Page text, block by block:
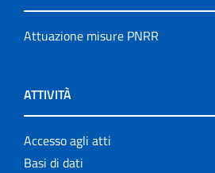
Attuazione misure PNRR
ATTIVITÀ
Accesso agli atti
Basi di dati